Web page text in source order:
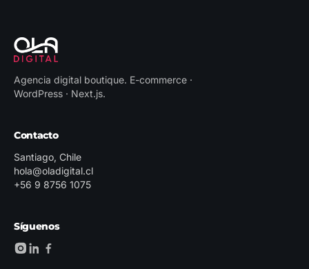
Agencia digital boutique. E-commerce ·
WordPress · Next.js.
Contacto
Santiago, Chile
hola@oladigital.cl
+56 9 8756 1075
Síguenos